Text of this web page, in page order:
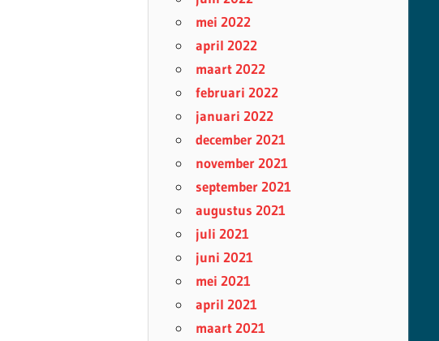
mei 2022
april 2022
maart 2022
februari 2022
januari 2022
december 2021
november 2021
september 2021
augustus 2021
juli 2021
juni 2021
mei 2021
april 2021
maart 2021